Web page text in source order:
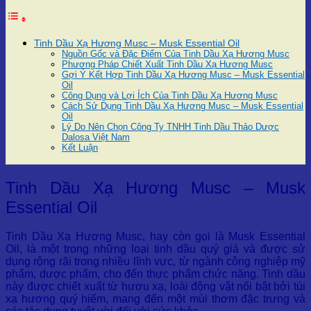
Tinh Dầu Xạ Hương Musc – Musk Essential Oil
Nguồn Gốc và Đặc Điểm Của Tinh Dầu Xạ Hương Musc
Phương Pháp Chiết Xuất Tinh Dầu Xạ Hương Musc
Gợi Ý Kết Hợp Tinh Dầu Xạ Hương Musc – Musk Essential
Oil
Công Dụng và Lợi Ích Của Tinh Dầu Xạ Hương Musc
Cách Sử Dụng Tinh Dầu Xạ Hương Musc – Musk Essential
Oil
Lý Do Nên Chọn Công Ty TNHH Tinh Dầu Thảo Dược
Dalosa Việt Nam
Kết Luận
Tinh Dầu Xạ Hương Musc – Musk
Essential Oil
Tinh Dầu Xạ Hương Musc, hay còn gọi là Musk Essential
Oil, là một trong những loại tinh dầu quý giá và được sử
dụng rộng rãi trong nhiều lĩnh vực, từ ngành công nghiệp mỹ
phẩm, dược phẩm, cho đến thực phẩm chức năng. Tinh dầu
này được chiết xuất từ hươu xạ, loài động vật nổi bật bởi túi
xạ hương quý hiếm, mang đến một mùi thơm đặc trưng và